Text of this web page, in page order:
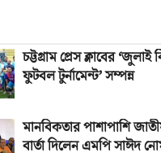
চট্টগ্রাম প্রেস ক্লাবের ‘জুলাই
ফুটবল টুর্নামেন্ট’ সম্পন্ন
মানবিকতার পাশাপাশি
বার্তা দিলেন এমপি সাঈদ